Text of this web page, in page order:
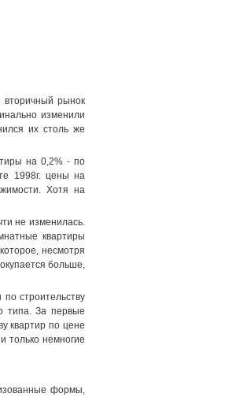
вторичный рынок
изменили
их столь же
на 0,2% - по
1998г. цены на
Хотя на
не изменилась.
квартиры
несмотря
больше,
строительству
типа. За первые
квартир по цене
только немногие
формы,